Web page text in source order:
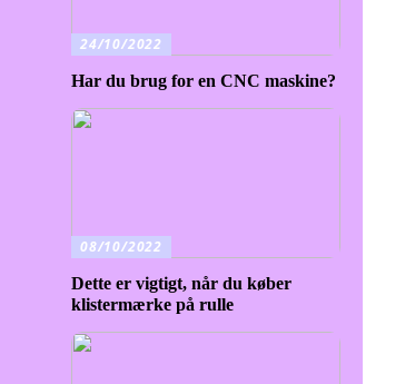
24/10/2022
Har du brug for en CNC maskine?
08/10/2022
Dette er vigtigt, når du køber
klistermærke på rulle